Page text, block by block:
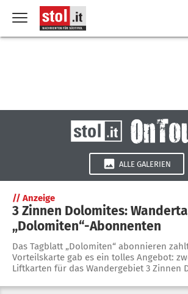
ALLE GALERIEN
// Anzeige
3 Zinnen Dolomites:
„Dolomiten“-Abonnenten
Das Tagblatt „Dolomiten“ abonnieren
Vorteilskarte gab es ein tolles Angebot:
Liftkarten für das Wandergebiet 3 Zinnen